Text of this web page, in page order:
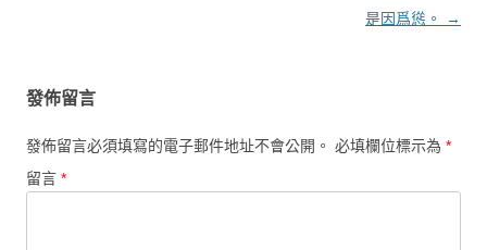
是因爲慫。
→
發佈留言
發佈留言必須填寫的電子郵件地址不會公開。 必填欄位標示為 *
留言 *